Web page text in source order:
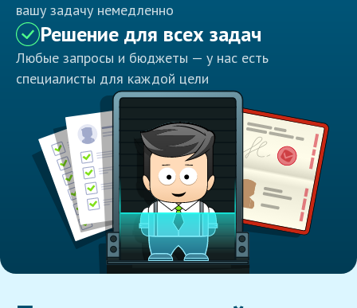
вашу задачу немедленно
Решение для всех задач
Любые запросы и бюджеты — у нас есть
специалисты для каждой цели